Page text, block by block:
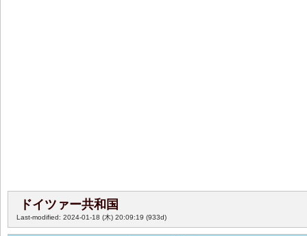
ドイツァー共和国
Last-modified: 2024-01-18 (木) 20:09:19 (933d)